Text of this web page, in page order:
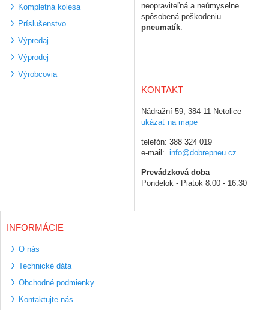
Kompletná kolesa
Príslušenstvo
Výpredaj
Výprodej
Výrobcovia
neopraviteľná a neúmyselne
spôsobená poškodeniu
pneumatík
KONTAKT
Nádražní 59, 384 11 Netolice
ukázať na mape
telefón: 388 324 019
e-mail: info@dobrepneu.cz
Prevádzková doba
Pondelok - Piatok 8.00 - 16.30
INFORMÁCIE
O nás
Technické dáta
Obchodné podmienky
Kontaktujte nás